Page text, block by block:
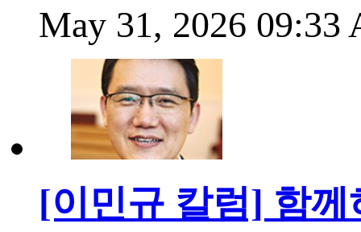
May 31, 2026 09:33
[이민규 칼럼] 함께